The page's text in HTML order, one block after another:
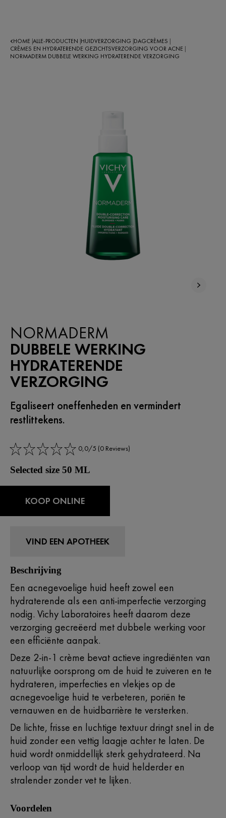
HOME ALLE-PRODUCTEN HUIDVERZORGING DAGCRÈMES
CRÈMES EN HYDRATERENDE GEZICHTSVERZORGING VOOR ACNE
NORMADERM DUBBELE WERKING HYDRATERENDE VERZORGING
NORMADERM
DUBBELE WERKING
HYDRATERENDE
VERZORGING
Egaliseert oneffenheden en vermindert
restlittekens.
0,0/5 (0 Reviews)
Selected size 50 ML
KOOP ONLINE
VIND EEN APOTHEEK
Beschrijving
Een acnegevoelige huid heeft zowel een
hydraterende als een anti-imperfectie verzorging
nodig. Vichy Laboratoires heeft daarom deze
verzorging gecreëerd met dubbele werking voor
een efficiënte aanpak.
Deze 2-in-1 crème bevat actieve ingrediënten van
natuurlijke oorsprong om de huid te zuiveren en te
hydrateren, imperfecties en vlekjes op de
acnegevoelige huid te verbeteren, poriën te
vernauwen en de huidbarrière te versterken.
De lichte, frisse en luchtige textuur dringt snel in de
huid zonder een vettig laagje achter te laten. De
huid wordt onmiddellijk sterk gehydrateerd. Na
verloop van tijd wordt de huid helderder en
stralender zonder vet te lijken.
Voordelen